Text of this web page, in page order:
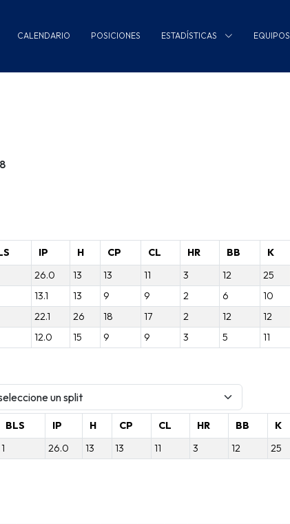
CALENDARIO POSICIONES ESTADÍSTICAS EQUIPOS
IP H CP CL HR BB K
26.0 13 13 11 3 12 25
13.1 13 9 9 2 6 10
22.1 26 18 17 2 12 12
12.0 15 9 9 3 5 11
BLS IP H CP CL HR BB K
1 26.0 13 13 11 3 12 25